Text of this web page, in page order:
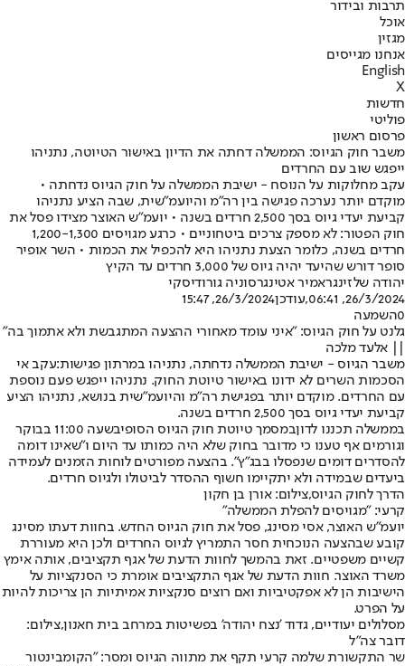
תרבות ובידור
אוכל
מגזין
אנחנו מגייסים
English
X
חדשות
פוליטי
פרסום ראשון
משבר חוק הגיוס: הממשלה דחתה את הדיון באישור הטיוטה, נתניהו
ייפגש שוב עם החרדים
עקב מחלוקות על הנוסח - ישיבת הממשלה על חוק הגיוס נדחתה •
מוקדם יותר נערכה פגישה בין רה"מ והיועמ"שית, שבה הציע נתניהו
קביעת יעדי גיוס בסך 2,500 חרדים בשנה • יועמ"ש האוצר מצידו פסל את
חוק הפטור: לא מספק צרכים ביטחוניים • כרגע מגויסים 1,200-1,300
חרדים בשנה, כלומר הצעת נתניהו היא להכפיל את הכמות • השר אופיר
סופר דורש שהיעד יהיה גיוס של 3,000 חרדים עד הקיץ
יהודה שלזינגראמיר אטינגרסוניה גורודיסקי
26/3/2024, 06:41
,עודכן26/3/2024, 15:47
0השמעה
גלנט על חוק הגיוס: "איני עומד מאחורי ההצעה המתגבשת ולא אתמוך בה"
|| אלעד מלכה
משבר הגיוס - ישיבת הממשלה נדחתה, נתניהו במרתון פגישות:עקב אי
הסכמות השרים לא ידונו באישור טיוטת החוק. נתניהו ייפגש פעם נוספת
עם החרדים. מוקדם יותר בפגישת רה"מ והיועמ"שית בנושא, נתניהו הציע
קביעת יעדי גיוס בסך 2,500 חרדים בשנה.
בממשלה תכננו לדוןבמסמך טיוטת חוק הגיוס הסופי
בשעה 11:00 בבוקר
וגורמים אף טענו כי מדובר בחוק שלא היה כמותו עד היום ו"שאינו דומה
להסדרים דומים שנפסלו בבג"ץ". בהצעה מפורטים לוחות הזמנים לעמידה
ביעדים שבמידה ולא יתקיימו חשוף ההסדר לביטולו ולגיוס חרדים.
הדרך לחוק הגיוס,צילום: אורן בן חקון
קרעי: "מגויסים להפלת הממשלה"
יועמ"ש האוצר, אסי מסינג, פסל את חוק הגיוס החדש. בחוות דעתו מסינג
קובע שבהצעה הנוכחית חסר התמריץ לגיוס החרדים ולכן היא מעוררת
קשיים משפטיים. זאת בהמשך לחוות הדעת של אגף תקציבים, אותה אימץ
משרד האוצר. חוות הדעת של אגף התקציבים אומרת כי הסנקציות על
הישיבות הן לא אפקטיביות ואם רוצים סנקציות אמיתיות הן צריכות להיות
על הפרט.
מסלולים יעודיים, גדוד 'נצח יהודה' בפשיטות במרחב בית חאנון,צילום:
דובר צה"ל
שר התקשורת שלמה קרעי תקף את מתווה הגיוס ומסר: "הקומבינטור